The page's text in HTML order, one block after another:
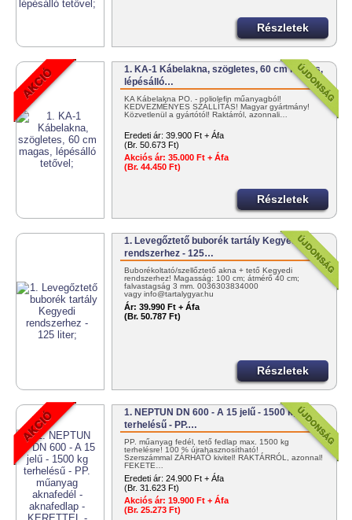
Részletek
1. KA-1 Kábelakna, szögletes, 60 cm magas,
lépésálló…
KA Kábelakna PO. - poliolefin műanyagból!
KEDVEZMÉNYES SZÁLLÍTÁS! Magyar gyártmány!
Közvetlenül a gyártótól! Raktárról, azonnali…
Eredeti ár: 39.900 Ft + Áfa
(Br. 50.673 Ft)
Akciós ár: 35.000 Ft + Áfa
(Br. 44.450 Ft)
Részletek
1. Levegőztető buborék tartály Kegyedi
rendszerhez - 125…
Buborékoltató/szellőztető akna + tető Kegyedi
rendszerhez! Magasság: 100 cm; átmérő 40 cm;
falvastagság 3 mm. 0036303834000
vagy info@tartalygyar.hu
Ár: 39.990 Ft + Áfa
(Br. 50.787 Ft)
Részletek
1. NEPTUN DN 600 - A 15 jelű - 1500 kg
terhelésű - PP.…
PP. műanyag fedél, tető fedlap max. 1500 kg
terhelésre! 100 % újrahasznosítható!
Szerszámmal ZÁRHATÓ kivitel! RAKTÁRRÓL, azonnal!
FEKETE…
Eredeti ár: 24.900 Ft + Áfa
(Br. 31.623 Ft)
Akciós ár: 19.900 Ft + Áfa
(Br. 25.273 Ft)